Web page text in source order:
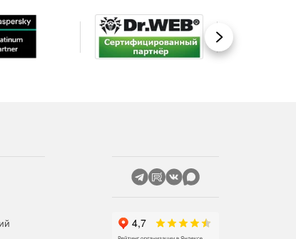
Вперед